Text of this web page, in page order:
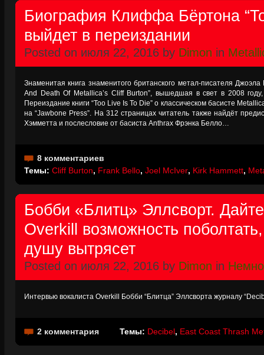
Биография Клиффа Бёртона
выйдет в переиздании
Posted on июля 22, 2016 by Dimon in
Знаменитая книга знаменитого британского метал-писателя
And Death Of Metallica’s Cliff Burton”, вышедшая в свет в 2008
Переиздание книги “Too Live Is To Die” о классическом басисте
на “Jawbone Press”. На 312 страницах читатель также найдёт
Хэмметта и послесловие от басиста Anthrax Фрэнка Белло…
8 комментариев
Темы: Cliff Burton, Frank Bello, Joel McIver, Kirk Hammett,
Бобби «Блитц» Эллсворт.
Overkill возможность
душу вытрясет
Posted on июля 22, 2016 by Dimon in
Интервью вокалиста Overkill Бобби “Блитца” Эллсворта журналу
2 комментария Темы: Decibel, East Coast Thrash